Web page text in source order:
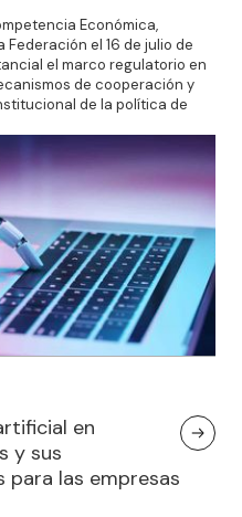
Económica,
el 16 de julio de
el marco regulatorio en
de cooperación y
de la política de
en
y sus
para las empresas